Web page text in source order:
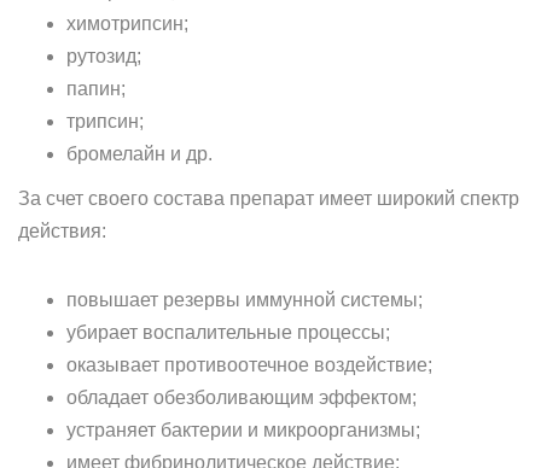
химотрипсин;
рутозид;
папин;
трипсин;
бромелайн и др.
За счет своего состава препарат имеет широкий спектр
действия:
повышает резервы иммунной системы;
убирает воспалительные процессы;
оказывает противоотечное воздействие;
обладает обезболивающим эффектом;
устраняет бактерии и микроорганизмы;
имеет фибринолитическое действие;